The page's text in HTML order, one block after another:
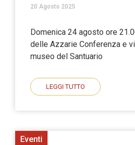
20 Agosto 2025
Domenica 24 agosto ore
delle Azzarie Conferenza e
museo del Santuario
LEGGI TUTTO
Eventi